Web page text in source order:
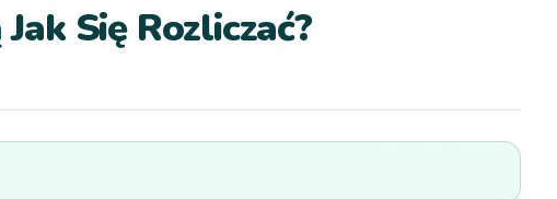
Się Rozliczać?